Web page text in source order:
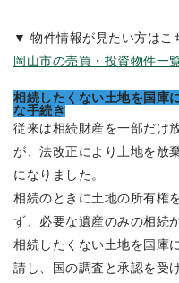
▼ 物件情報が見たい方はこ
岡山市の売買・投資物件一
相続したくない土地を国庫
な手続き
従来は相続財産を一部だけ
が、法改正により土地を放
になりました。
相続のときに土地の所有権
ず、必要な遺産のみの相続
相続したくない土地を国庫
請し、国の調査と承認を受